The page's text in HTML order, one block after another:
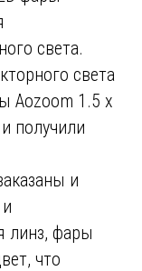
света.
света
Aozoom 1.5 x
получили
и
линз, фары
что